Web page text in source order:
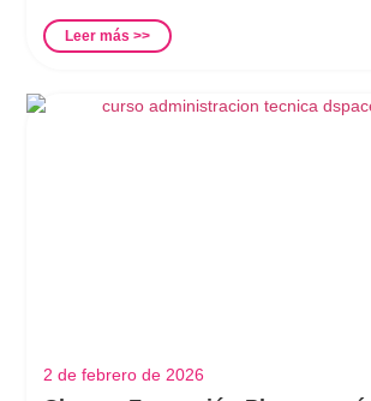
Leer más >>
2 de febrero de 2026